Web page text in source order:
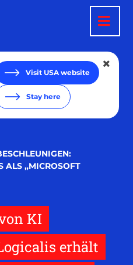
Visit USA website
Stay here
ALS „MICROSOFT
KI
erhält